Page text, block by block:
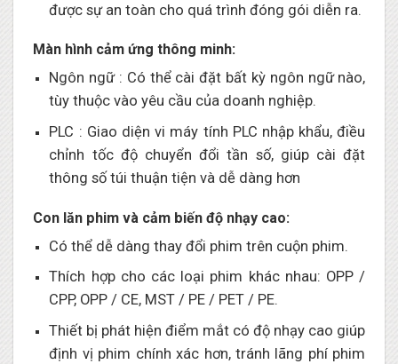
được sự an toàn cho quá trình đóng gói diễn ra.
Màn hình cảm ứng thông minh:
Ngôn ngữ : Có thể cài đặt bất kỳ ngôn ngữ nào,
tùy thuộc vào yêu cầu của doanh nghiệp.
PLC : Giao diện vi máy tính PLC nhập khẩu, điều
chỉnh tốc độ chuyển đổi tần số, giúp cài đặt
thông số túi thuận tiện và dễ dàng hơn
Con lăn phim và cảm biến độ nhạy cao:
Có thể dễ dàng thay đổi phim trên cuộn phim.
Thích hợp cho các loại phim khác nhau: OPP /
CPP, OPP / CE, MST / PE / PET / PE.
Thiết bị phát hiện điểm mắt có độ nhạy cao giúp
định vị phim chính xác hơn, tránh lãng phí phim